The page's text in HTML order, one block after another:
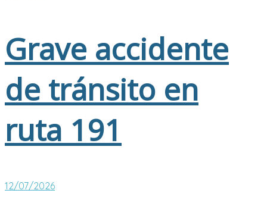
Grave accidente
de tránsito en
ruta 191
12/07/2026